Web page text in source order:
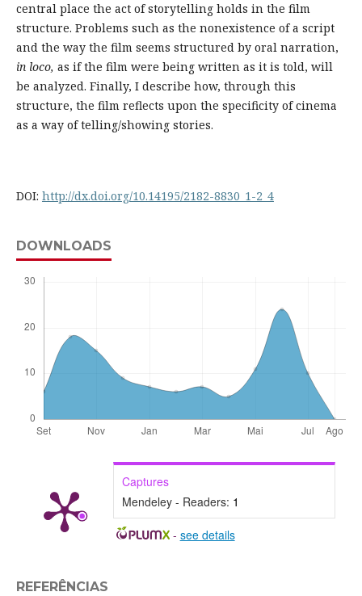
central place the act of storytelling holds in the film
structure. Problems such as the nonexistence of a script
and the way the film seems structured by oral narration,
in loco, as if the film were being written as it is told, will
be analyzed. Finally, I describe how, through this
structure, the film reflects upon the specificity of cinema
as a way of telling/showing stories.
DOI: http://dx.doi.org/10.14195/2182-8830_1-2_4
DOWNLOADS
Captures
Mendeley - Readers: 1
- see details
REFERÊNCIAS